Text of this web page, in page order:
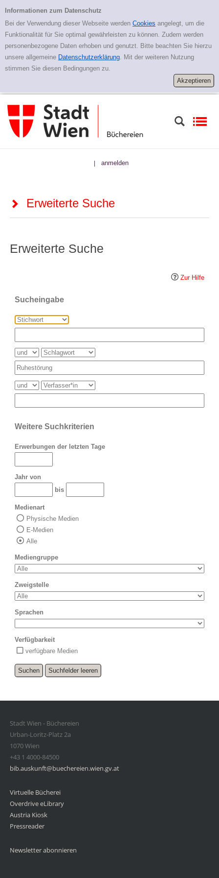
Erweiterte Suche
Informationen zum Datenschutz
Bei der Verwendung dieser Webseite werden Cookies angelegt, um die
Funktionalität für Sie optimal gewährleisten zu können. Zudem werden
personenbezogene Daten erhoben und genutzt. Bitte beachten Sie hierzu
unsere allgemeine Datenschutzerklärung. Mit der weiteren Nutzung
stimmen Sie diesen Bedingungen zu.
| anmelden
Erweiterte Suche
Erweiterte Suche
Zur Hilfe
Sucheingabe
Weitere Suchkriterien
Erwerbungen der letzten Tage
Jahr von
bis
Medienart
Physische Medien
E-Medien
Alle
Mediengruppe
Zweigstelle
Sprachen
Verfügbarkeit
verfügbare Medien
Stadt Wien - Büchereien
Urban-Loritz-Platz 2a
1070 Wien
+43 1 4000-84500
bib.auskunft@buechereien.wien.gv.at
Virtuelle Bücherei
Overdrive eLibrary
Austria Kiosk
Pressreader
Newsletter abonnieren